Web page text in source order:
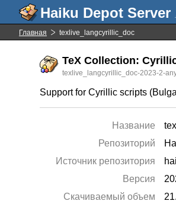
Главная texlive_langcyrillic_doc
TeX Collection:
texlive_langcyrillic_doc-2023-2-
Support for Cyrillic scripts
Название
Репозиторий
Источник репозитория
Версия
Скачиваемый объем